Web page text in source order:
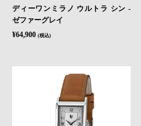
ディーワンミラノ ウルトラ シン -
ゼファーグレイ
¥64,900 (税込)